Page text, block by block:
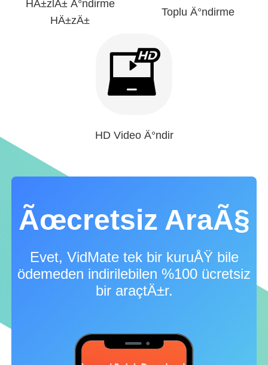
HÄ±zlÄ± Ä°ndirme
HÄ±zÄ±
Toplu Ä°ndirme
HD Video Ä°ndir
Ãœcretsiz AraÃ§
Evet, VidMate tek bir kuruÅŸ bile
ödemeden indirilebilen %100 ücretsiz
bir araçtÄ±r.